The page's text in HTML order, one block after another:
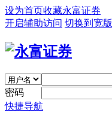
设为首页收藏永富证券
开启辅助访问 切换到宽版
密码
快捷导航